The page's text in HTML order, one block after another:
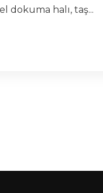
dokuma halı, taş...